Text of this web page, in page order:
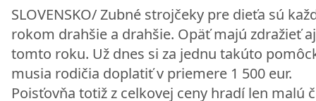
SLOVENSKO/ Zubné strojčeky pre dieťa sú
rokom drahšie a drahšie. Opäť majú zdražieť
tomto roku. Už dnes si za jednu takúto
musia rodičia doplatiť v priemere 1 500 eur.
Poisťovňa totiž z celkovej ceny hradí len malú